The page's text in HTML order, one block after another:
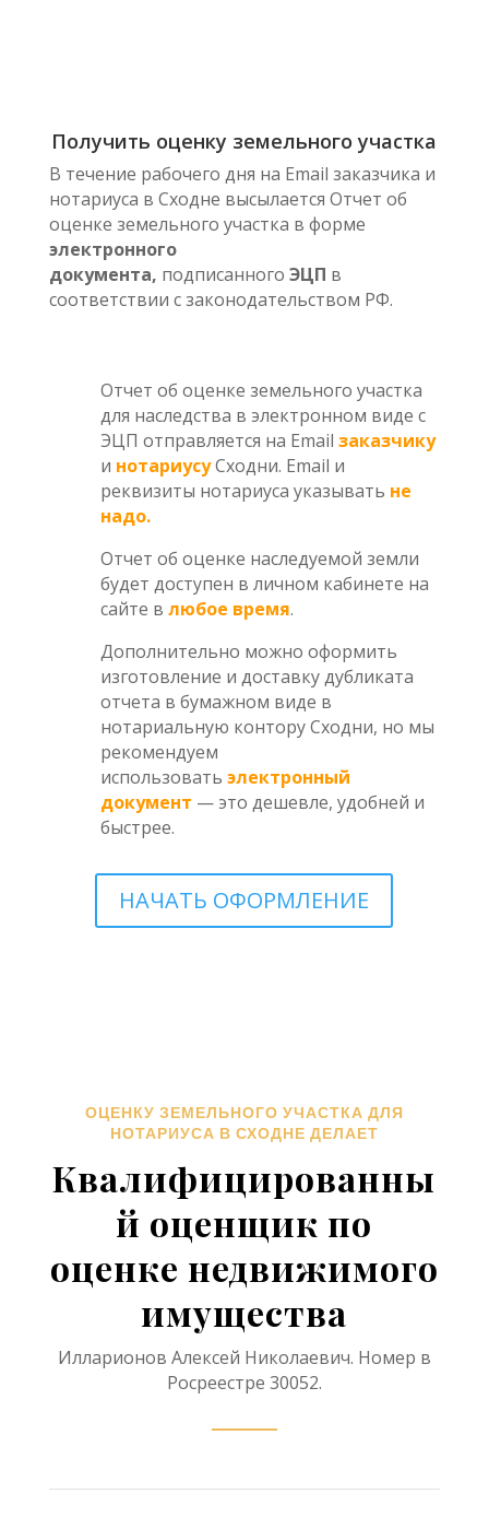
Получить оценку земельного участка
В течение рабочего дня на Email заказчика и
нотариуса в Сходне высылается Отчет об
оценке земельного участка в форме
электронного
документа, подписанного ЭЦП в
соответствии с законодательством РФ.
Отчет об оценке земельного участка
для наследства в электронном виде с
ЭЦП отправляется на Email заказчику
и нотариусуСходни. Email и
реквизиты нотариуса указывать не
надо.
Отчет об оценке наследуемой земли
будет доступен в личном кабинете на
сайте в любое время.
Дополнительно можно оформить
изготовление и доставку дубликата
отчета в бумажном виде в
нотариальную контору Сходни, но мы
рекомендуем
использовать электронный
документ — это дешевле, удобней и
быстрее.
НАЧАТЬ ОФОРМЛЕНИЕ
ОЦЕНКУ ЗЕМЕЛЬНОГО УЧАСТКА ДЛЯ
НОТАРИУСА В СХОДНЕ ДЕЛАЕТ
Квалифицированны
й оценщик по
оценке недвижимого
имущества
Илларионов Алексей Николаевич. Номер в
Росреестре 30052.